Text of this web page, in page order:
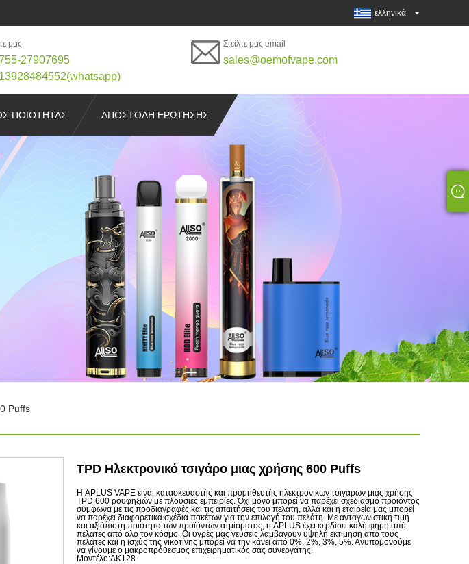
ελληνικά
μας
27907695
Στείλτε μας email
sales@oemofvape.com
ΠΟΙΌΤΗΤΑΣ ΑΠΟΣΤΟΛΉ ΕΡΏΤΗΣΗΣ
Puffs
TPD Ηλεκτρονικό τσιγάρο μιας χρήσης 600 Puffs
Η APLUS VAPE είναι κατασκευαστής και προμηθευτής ηλεκτρονικών τσιγάρων μιας χρήσης
TPD 600 ρουφηξιών με πλούσιες εμπειρίες. Όχι μόνο μπορεί να παρέχει σχεδιασμό προϊόντος
σύμφωνα με τις προδιαγραφές και τις απαιτήσεις του πελάτη, αλλά και η εταιρεία μας μπορεί
να παρέχει διαφορετικά σχέδια πακέτων για την επιλογή του πελάτη. Με ανταγωνιστική τιμή
και αξιόπιστη ποιότητα των προϊόντων ατμίσματος, η APLUS έχει κερδίσει καλή φήμη από
πελάτες από όλο τον κόσμο. Οι υγρές μας γεύσεις λαμβάνουν υψηλή εκτίμηση από τους
πελάτες και η ισχύς της νικοτίνης μπορεί να την κάνει από 0%, 2%, 3%, 5%. Ανυπομονούμε
να γίνουμε ο μακροπρόθεσμος επιχειρηματικός σας συνεργάτης.
Μοντέλο:AK128